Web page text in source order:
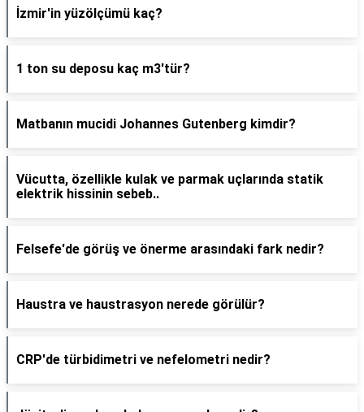
İzmir'in yüzölçümü kaç?
1 ton su deposu kaç m3'tür?
Matbanın mucidi Johannes Gutenberg kimdir?
Vücutta, özellikle kulak ve parmak uçlarında statik
elektrik hissinin sebeb..
Felsefe'de görüş ve önerme arasındaki fark nedir?
Haustra ve haustrasyon nerede görülür?
CRP'de türbidimetri ve nefelometri nedir?